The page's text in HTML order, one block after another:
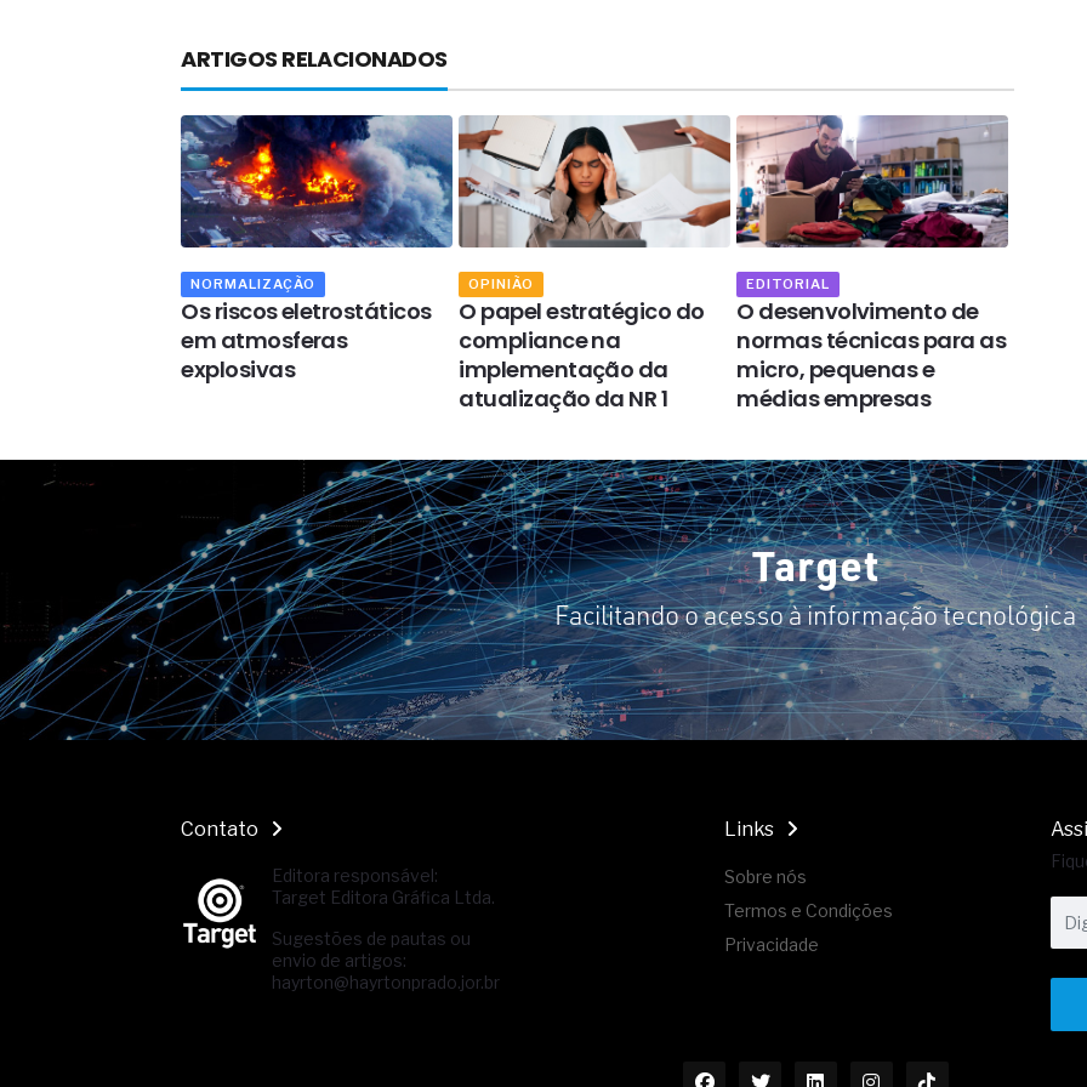
ARTIGOS RELACIONADOS
NORMALIZAÇÃO
Os riscos eletrostáticos
em atmosferas
explosivas
OPINIÃO
O papel estratégico do
compliance na
implementação da
atualização da NR 1
EDITORIAL
O desenvolvimento de
normas técnicas para as
micro, pequenas e
médias empresas
Target
Facilitando o acesso à informação tecnológica
Contato
Editora responsável:
Target Editora Gráfica Ltda.
Sugestões de pautas ou
envio de artigos:
hayrton@hayrtonprado.jor.br
Links
Sobre nós
Termos e Condições
Privacidade